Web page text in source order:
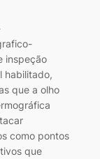
inspeção
habilitado,
que a olho
como pontos
que